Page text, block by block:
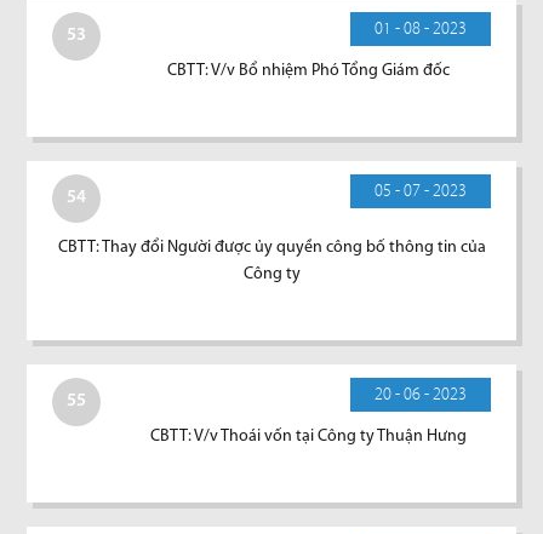
53 01 - 08 - 2023
CBTT: V/v Bổ nhiệm Phó Tổng Giám đốc
54 05 - 07 - 2023
CBTT: Thay đổi Người được ủy quyền công bố thông tin của
Công ty
55 20 - 06 - 2023
CBTT: V/v Thoái vốn tại Công ty Thuận Hưng